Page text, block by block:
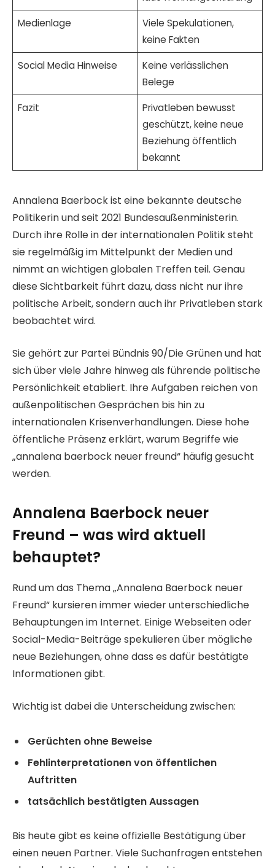
Medienlage
Viele Spekulationen,
keine Fakten
Social Media Hinweise
Keine verlässlichen
Belege
Fazit
Privatleben bewusst
geschützt, keine neue
Beziehung öffentlich
bekannt
Annalena Baerbock ist eine bekannte deutsche
Politikerin und seit 2021 Bundesaußenministerin.
Durch ihre Rolle in der internationalen Politik steht
sie regelmäßig im Mittelpunkt der Medien und
nimmt an wichtigen globalen Treffen teil. Genau
diese Sichtbarkeit führt dazu, dass nicht nur ihre
politische Arbeit, sondern auch ihr Privatleben stark
beobachtet wird.
Sie gehört zur Partei Bündnis 90/Die Grünen und hat
sich über viele Jahre hinweg als führende politische
Persönlichkeit etabliert. Ihre Aufgaben reichen von
außenpolitischen Gesprächen bis hin zu
internationalen Krisenverhandlungen. Diese hohe
öffentliche Präsenz erklärt, warum Begriffe wie
„annalena baerbock neuer freund“ häufig gesucht
werden.
Annalena Baerbock neuer
Freund – was wird aktuell
behauptet?
Rund um das Thema „Annalena Baerbock neuer
Freund“ kursieren immer wieder unterschiedliche
Behauptungen im Internet. Einige Webseiten oder
Social-Media-Beiträge spekulieren über mögliche
neue Beziehungen, ohne dass es dafür bestätigte
Informationen gibt.
Wichtig ist dabei die Unterscheidung zwischen:
Gerüchten ohne Beweise
Fehlinterpretationen von öffentlichen
Auftritten
tatsächlich bestätigten Aussagen
Bis heute gibt es keine offizielle Bestätigung über
einen neuen Partner. Viele Suchanfragen entstehen